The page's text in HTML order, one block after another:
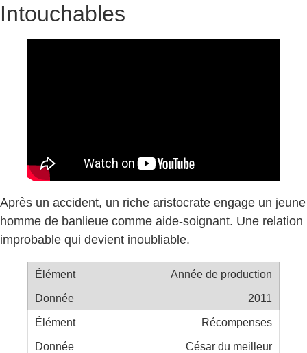
Intouchables
Après un accident, un riche aristocrate engage un jeune
homme de banlieue comme aide-soignant. Une relation
improbable qui devient inoubliable.
Année de production
2011
Récompenses
César du meilleur